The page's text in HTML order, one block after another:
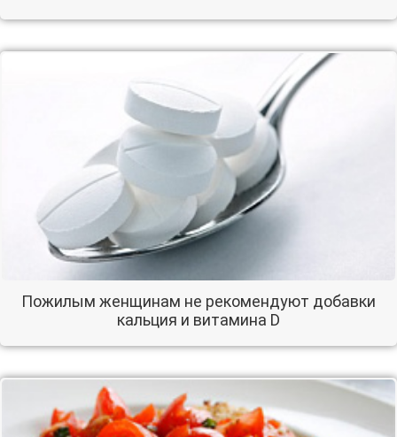
Пожилым женщинам не рекомендуют добавки
кальция и витамина D